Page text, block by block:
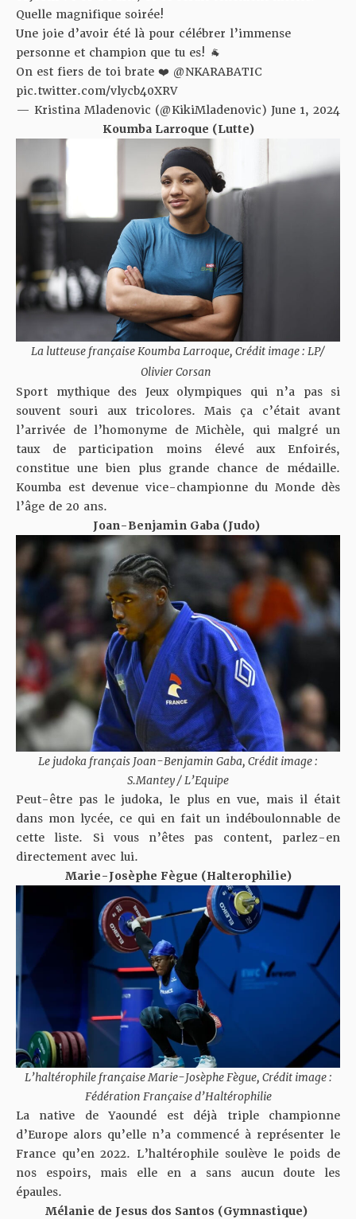
Quelle magnifique soirée!
Une joie d’avoir été là pour célébrer l’immense
personne et champion que tu es! 🐐
On est fiers de toi brate ❤️ @NKARABATIC
pic.twitter.com/vlycb40XRV
— Kristina Mladenovic (@KikiMladenovic) June 1, 2024
Koumba Larroque (Lutte)
La lutteuse française Koumba Larroque, Crédit image : LP/
Olivier Corsan
Sport mythique des Jeux olympiques qui n’a pas si
souvent souri aux tricolores. Mais ça c’était avant
l’arrivée de l’homonyme de Michèle, qui malgré un
taux de participation moins élevé aux Enfoirés,
constitue une bien plus grande chance de médaille.
Koumba est devenue vice-championne du Monde dès
l’âge de 20 ans.
Joan-Benjamin Gaba (Judo)
Le judoka français Joan-Benjamin Gaba, Crédit image :
S.Mantey / L’Equipe
Peut-être pas le judoka, le plus en vue, mais il était
dans mon lycée, ce qui en fait un indéboulonnable de
cette liste. Si vous n’êtes pas content, parlez-en
directement avec lui.
Marie-Josèphe Fègue (Halterophilie)
L’haltérophile française Marie-Josèphe Fègue, Crédit image :
Fédération Française d’Haltérophilie
La native de Yaoundé est déjà triple championne
d’Europe alors qu’elle n’a commencé à représenter le
France qu’en 2022. L’haltérophile soulève le poids de
nos espoirs, mais elle en a sans aucun doute les
épaules.
Mélanie de Jesus dos Santos (Gymnastique)